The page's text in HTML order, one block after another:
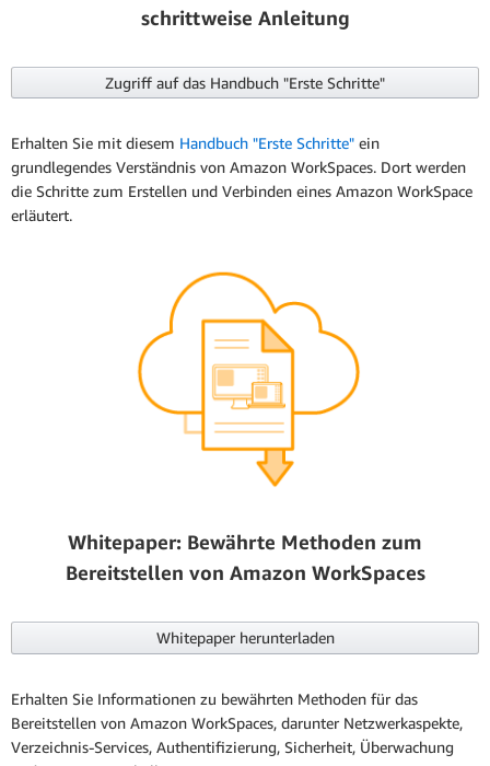
schrittweise Anleitung
Zugriff auf das Handbuch "Erste Schritte"
Erhalten Sie mit diesem Handbuch "Erste Schritte" ein
grundlegendes Verständnis von Amazon WorkSpaces. Dort werden
die Schritte zum Erstellen und Verbinden eines Amazon WorkSpace
erläutert.
Whitepaper: Bewährte Methoden zum
Bereitstellen von Amazon WorkSpaces
Whitepaper herunterladen
Erhalten Sie Informationen zu bewährten Methoden für das
Bereitstellen von Amazon WorkSpaces, darunter Netzwerkaspekte,
Verzeichnis-Services, Authentifizierung, Sicherheit, Überwachung